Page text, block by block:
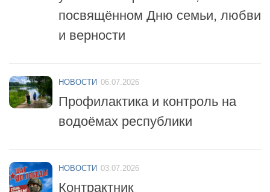
посвящённом Дню семьи, любви
и верности
НОВОСТИ 06.07.2026
Профилактика и контроль на
водоёмах республики
НОВОСТИ 03.07.2026
Контрактник